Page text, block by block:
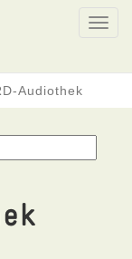
Audiothek